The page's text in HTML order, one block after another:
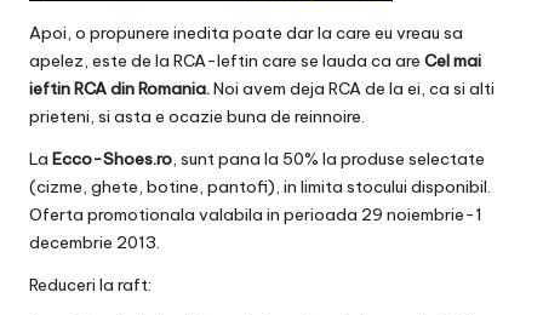
Apoi, o propunere inedita poate dar la care eu vreau sa
apelez, este de la RCA-Ieftin care se lauda ca are Cel mai
ieftin RCA din Romania.Noi avem deja RCA de la ei, ca si alti
prieteni, si asta e ocazie buna de reinnoire.
La Ecco-Shoes.ro, sunt pana la 50% la produse selectate
(cizme, ghete, botine, pantofi), in limita stocului disponibil.
Oferta promotionala valabila in perioada 29 noiembrie-1
decembrie 2013.
Reduceri la raft: